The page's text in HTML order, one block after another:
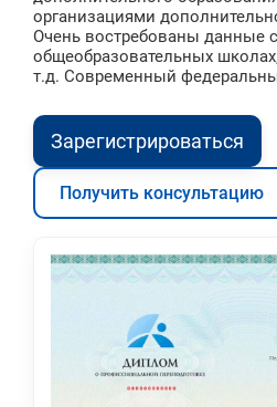
организациями
Очень востребованы данные
общеобразовательных
т.д. Современный
Зарегистрироваться
Получить консультацию